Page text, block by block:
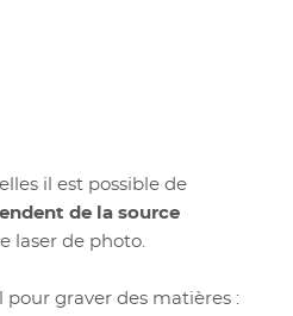
il est possible de
de la source
laser de photo.
pour graver des matières :